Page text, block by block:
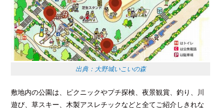
出典：大野城いこいの森
敷地内の公園は、ピクニックやプチ探検、夜景観賞、釣り、川
遊び、草スキー、木製アスレチックなどと全てご紹介しきれな